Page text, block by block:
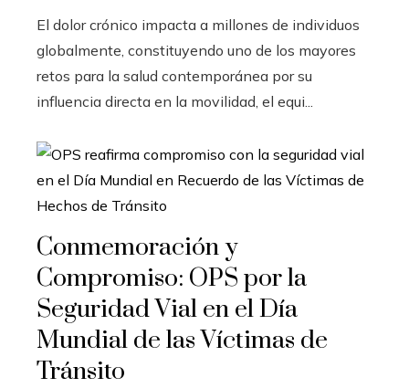
El dolor crónico impacta a millones de individuos
globalmente, constituyendo uno de los mayores
retos para la salud contemporánea por su
influencia directa en la movilidad, el equi...
Conmemoración y
Compromiso: OPS por la
Seguridad Vial en el Día
Mundial de las Víctimas de
Tránsito